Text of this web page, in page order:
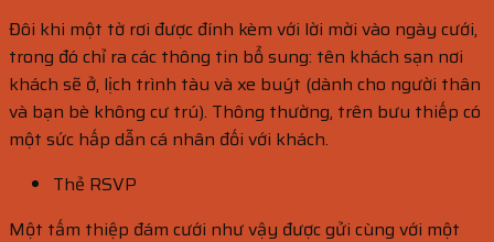
Đôi khi một tờ rơi được đính kèm với lời mời vào ngày cưới,
trong đó chỉ ra các thông tin bổ sung: tên khách sạn nơi
khách sẽ ở, lịch trình tàu và xe buýt (dành cho người thân
và bạn bè không cư trú). Thông thường, trên bưu thiếp có
một sức hấp dẫn cá nhân đối với khách.
Thẻ RSVP
Một tấm thiệp đám cưới như vậy được gửi cùng với một